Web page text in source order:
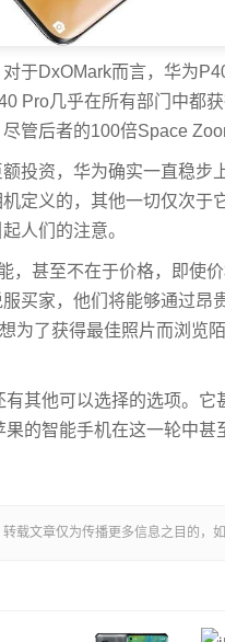
于DxOMark而言，华为
Pro几乎在所有部门中都
管后者的100倍Space
投资，华为确实一直稳
定义的，其他一切仅次
人们的注意。
，甚至不在于价格，即使
买家，他们将能够通过
为了获得最佳照片而浏览
其他可以选择的选项。
的智能手机在这一轮中甚
载文章仅为传播更多信息之目的，